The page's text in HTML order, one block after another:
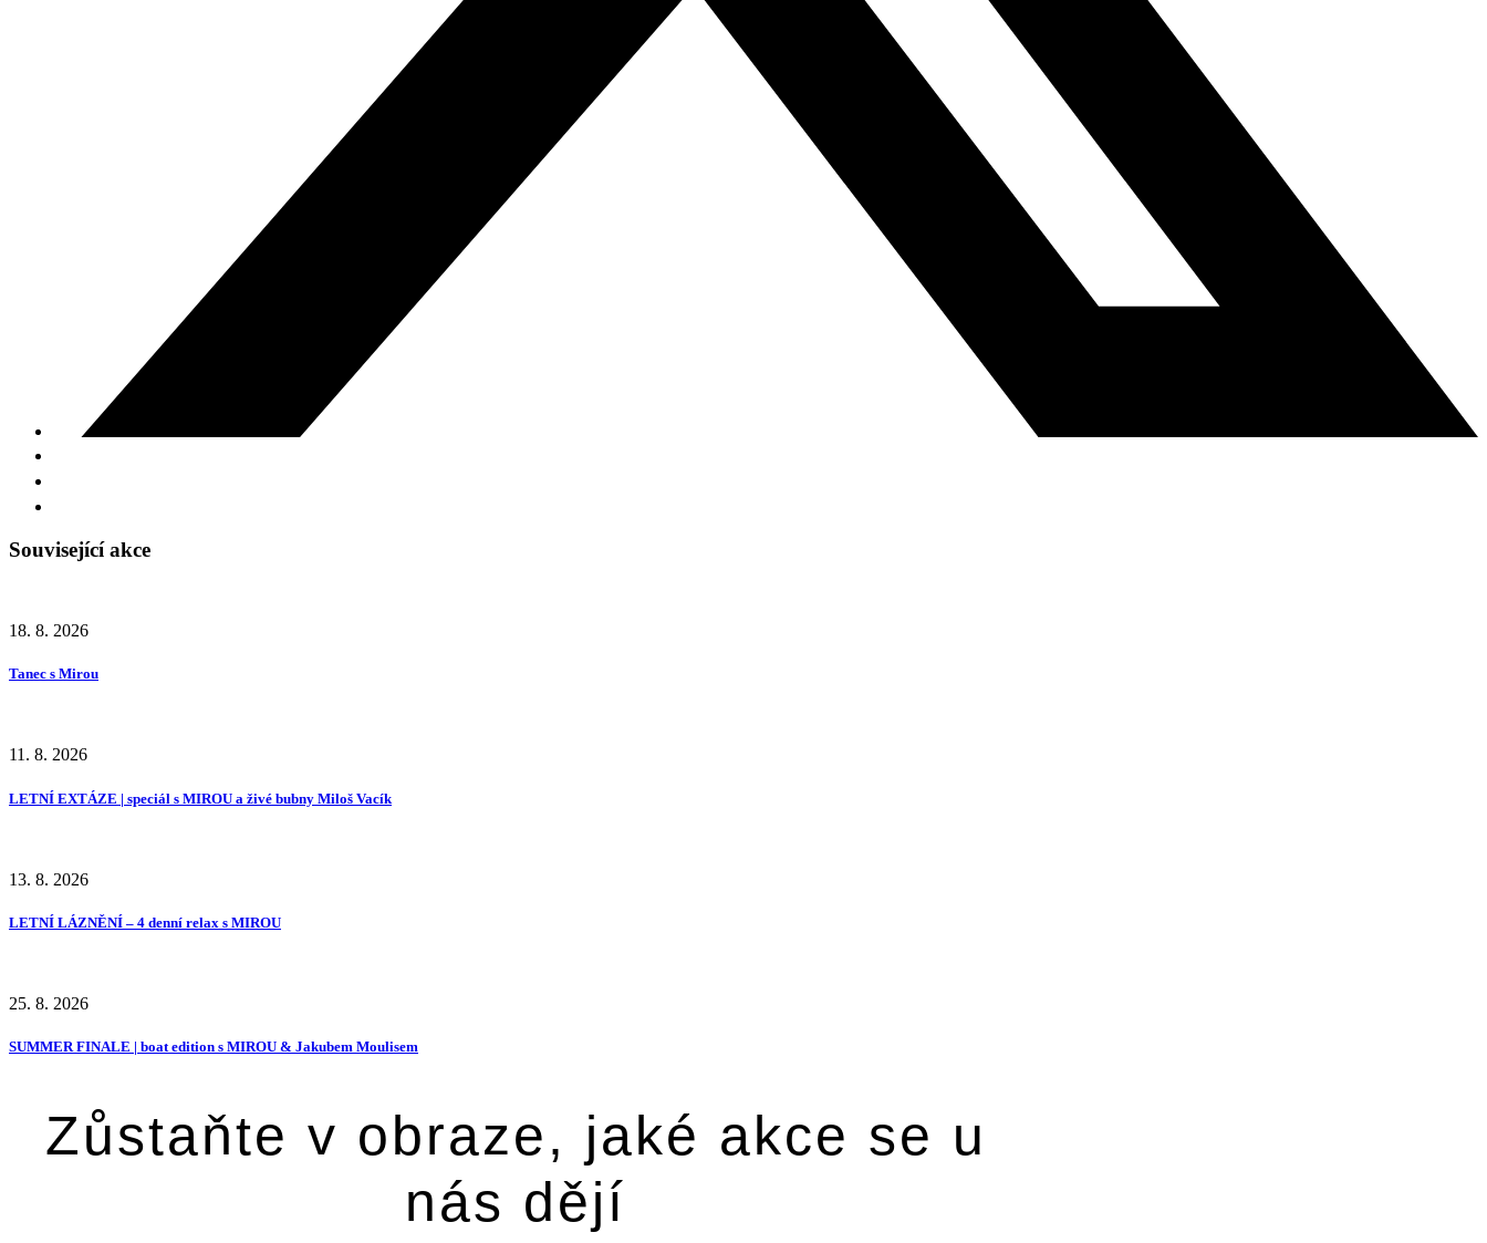
Související akce
18. 8. 2026
Tanec s Mirou
11. 8. 2026
LETNÍ EXTÁZE | speciál s MIROU a živé bubny Miloš Vacík
13. 8. 2026
LETNÍ LÁZNĚNÍ – 4 denní relax s MIROU
25. 8. 2026
SUMMER FINALE | boat edition s MIROU & Jakubem Moulisem
Zůstaňte v obraze, jaké akce se u
nás dějí